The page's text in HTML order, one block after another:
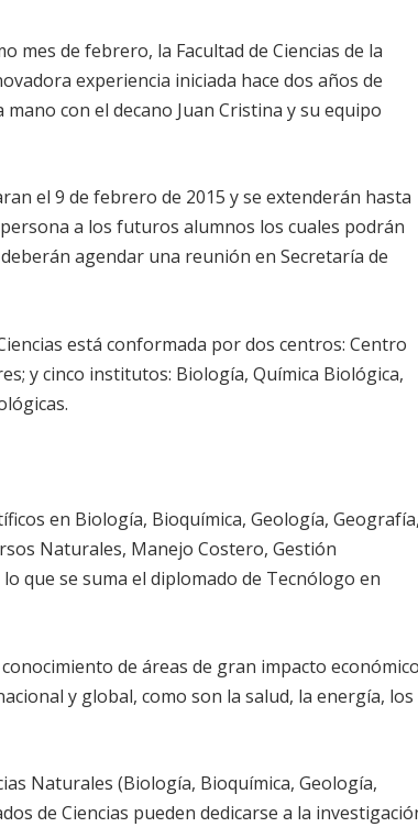
mes de febrero, la Facultad de Ciencias de la
experiencia iniciada hace dos años de
con el decano Juan Cristina y su equipo
el 9 de febrero de 2015 y se extenderán hasta
a los futuros alumnos los cuales podrán
agendar una reunión en Secretaría de
está conformada por dos centros: Centro
y cinco institutos: Biología, Química Biológica,
en Biología, Bioquímica, Geología,
Naturales, Manejo Costero, Gestión
que se suma el diplomado de Tecnólogo en
de áreas de gran impacto
y global, como son la salud, la energía, los
Naturales (Biología, Bioquímica, Geología,
de Ciencias pueden dedicarse a la